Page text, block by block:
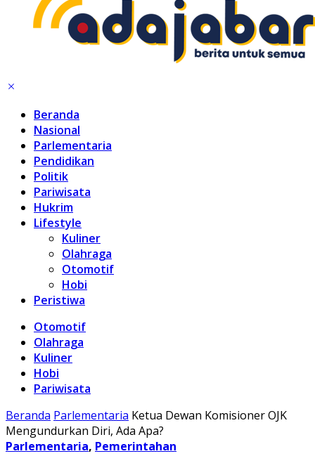
Beranda
Nasional
Parlementaria
Pendidikan
Politik
Pariwisata
Hukrim
Lifestyle
Kuliner
Olahraga
Otomotif
Hobi
Peristiwa
Otomotif
Olahraga
Kuliner
Hobi
Pariwisata
Beranda Parlementaria Ketua Dewan Komisioner OJK
Mengundurkan Diri, Ada Apa?
Parlementaria, Pemerintahan